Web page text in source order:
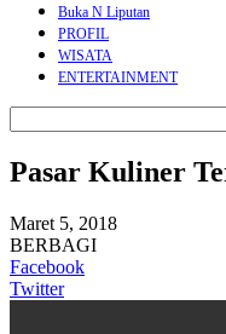
Buka N Liputan
PROFIL
WISATA
ENTERTAINMENT
Pasar Kuliner
Maret 5, 2018
BERBAGI
Facebook
Twitter